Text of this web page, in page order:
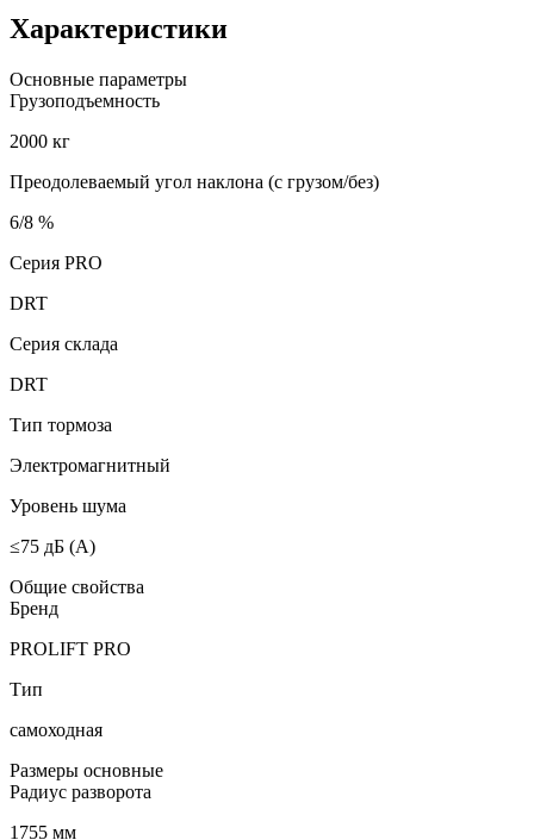
Характеристики
Основные параметры
Грузоподъемность
2000 кг
Преодолеваемый угол наклона (с грузом/без)
6/8 %
Серия PRO
DRT
Серия склада
DRT
Тип тормоза
Электромагнитный
Уровень шума
≤75 дБ (А)
Общие свойства
Бренд
PROLIFT PRO
Тип
самоходная
Размеры основные
Радиус разворота
1755 мм